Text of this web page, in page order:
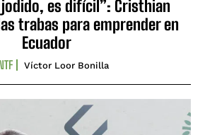
es difícil”: Cristhian
trabas para emprender en
Ecuador
Víctor Loor Bonilla